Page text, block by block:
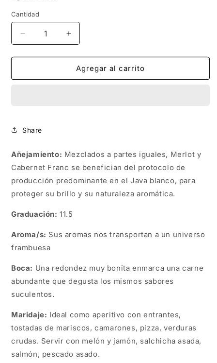
Cantidad
Reducir
cantidad
para
Rose
Aumentar
cantidad
para
Java
Rose
Agregar al carrito
Share
Añejamiento: Mezclados a partes iguales, Merlot y
Cabernet Franc se benefician del protocolo de
producción predominante en el Java blanco, para
proteger su brillo y su naturaleza aromática.
Graduación: 11.5
Aroma/s: Sus aromas nos transportan a un universo
frambuesa
Boca: Una redondez muy bonita enmarca una carne
abundante que degusta los mismos sabores
suculentos.
Maridaje: Ideal como aperitivo con entrantes,
tostadas de mariscos, camarones, pizza, verduras
crudas. Servir con melón y jamón, salchicha asada,
salmón, pescado asado.